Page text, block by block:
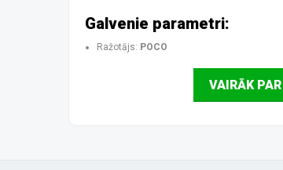
Galvenie parametri:
Ražotājs: POCO
VAIRĀK